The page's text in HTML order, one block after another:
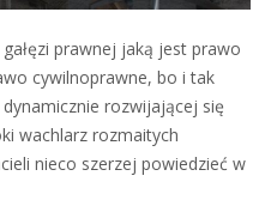
prawnej jaką jest prawo
cywilnoprawne, bo i tak
rozwijającej się
wachlarz rozmaitych
nieco szerzej powiedzieć w